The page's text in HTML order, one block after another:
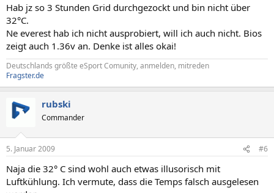
Hab jz so 3 Stunden Grid durchgezockt und bin nicht über
32°C.
Ne everest hab ich nicht ausprobiert, will ich auch nicht. Bios
zeigt auch 1.36v an. Denke ist alles okai!
Deutschlands größte eSport Comunity, anmelden, mitreden
Fragster.de
rubski
Commander
5. Januar 2009 #6
Naja die 32° C sind wohl auch etwas illusorisch mit
Luftkühlung. Ich vermute, dass die Temps falsch ausgelesen